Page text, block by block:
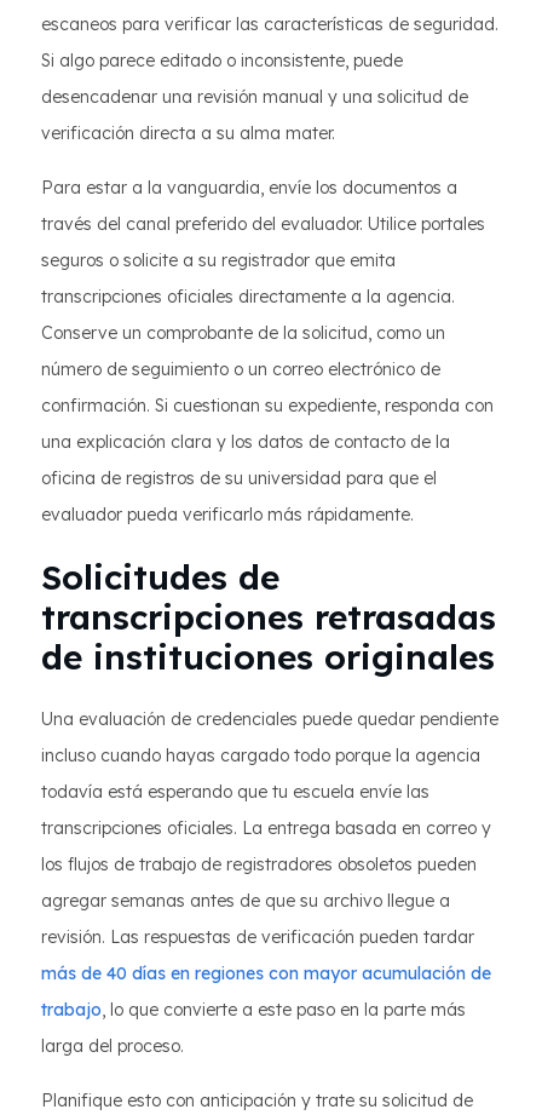
escaneos para verificar las características de seguridad.
Si algo parece editado o inconsistente, puede
desencadenar una revisión manual y una solicitud de
verificación directa a su alma mater.
Para estar a la vanguardia, envíe los documentos a
través del canal preferido del evaluador. Utilice portales
seguros o solicite a su registrador que emita
transcripciones oficiales directamente a la agencia.
Conserve un comprobante de la solicitud, como un
número de seguimiento o un correo electrónico de
confirmación. Si cuestionan su expediente, responda con
una explicación clara y los datos de contacto de la
oficina de registros de su universidad para que el
evaluador pueda verificarlo más rápidamente.
Solicitudes de
transcripciones retrasadas
de instituciones originales
Una evaluación de credenciales puede quedar pendiente
incluso cuando hayas cargado todo porque la agencia
todavía está esperando que tu escuela envíe las
transcripciones oficiales. La entrega basada en correo y
los flujos de trabajo de registradores obsoletos pueden
agregar semanas antes de que su archivo llegue a
revisión. Las respuestas de verificación pueden tardar
más de 40 días en regiones con mayor acumulación de
trabajo, lo que convierte a este paso en la parte más
larga del proceso.
Planifique esto con anticipación y trate su solicitud de